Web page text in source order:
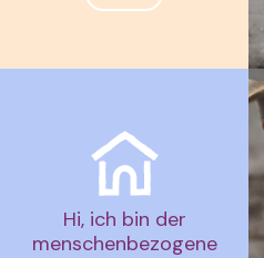
Hi, ich bin der
menschenbezogene